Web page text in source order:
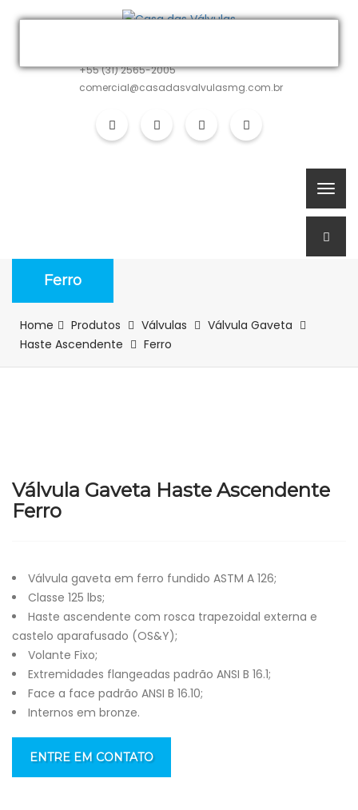
+55 (31) 2565-2005
comercial@casadasvalvulasmg.com.br
Ferro
Home Produtos Válvulas
Válvula Gaveta
Haste Ascendente
Ferro
Válvula Gaveta Haste Ascendente
Ferro
Válvula gaveta em ferro fundido ASTM A 126;
Classe 125 lbs;
Haste ascendente com rosca trapezoidal externa e
castelo aparafusado (OS&Y);
Volante Fixo;
Extremidades flangeadas padrão ANSI B 16.1;
Face a face padrão ANSI B 16.10;
Internos em bronze.
ENTRE EM CONTATO